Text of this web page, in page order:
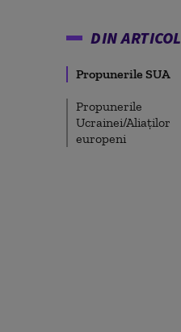
DIN ARTICOL
Propunerile SUA
Propunerile
Ucrainei/Aliaților
europeni